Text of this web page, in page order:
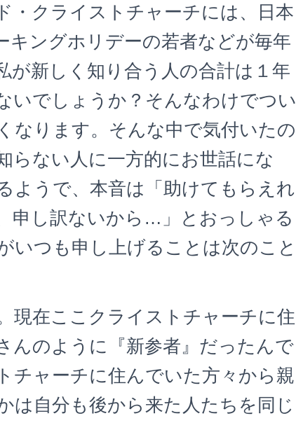
クライストチャーチには、日本
キングホリデーの若者などが毎年
が新しく知り合う人の合計は１年
いでしょうか？そんなわけでつい
なります。そんな中で気付いたの
らない人に一方的にお世話にな
ようで、本音は「助けてもらえれ
申し訳ないから…」とおっしゃる
いつも申し上げることは次のこと
現在ここクライストチャーチに住
んのように『新参者』だったんで
チャーチに住んでいた方々から親
は自分も後から来た人たちを同じ